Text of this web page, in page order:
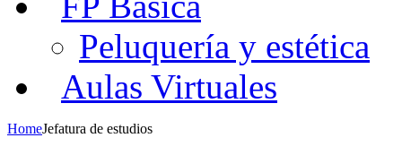
Peluquería y estética
Aulas Virtuales
HomeJefatura de estudios